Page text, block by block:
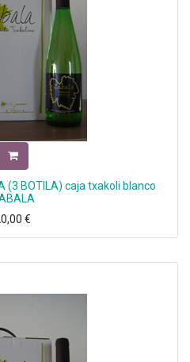
(3 BOTILA) caja txakoli blanco
€